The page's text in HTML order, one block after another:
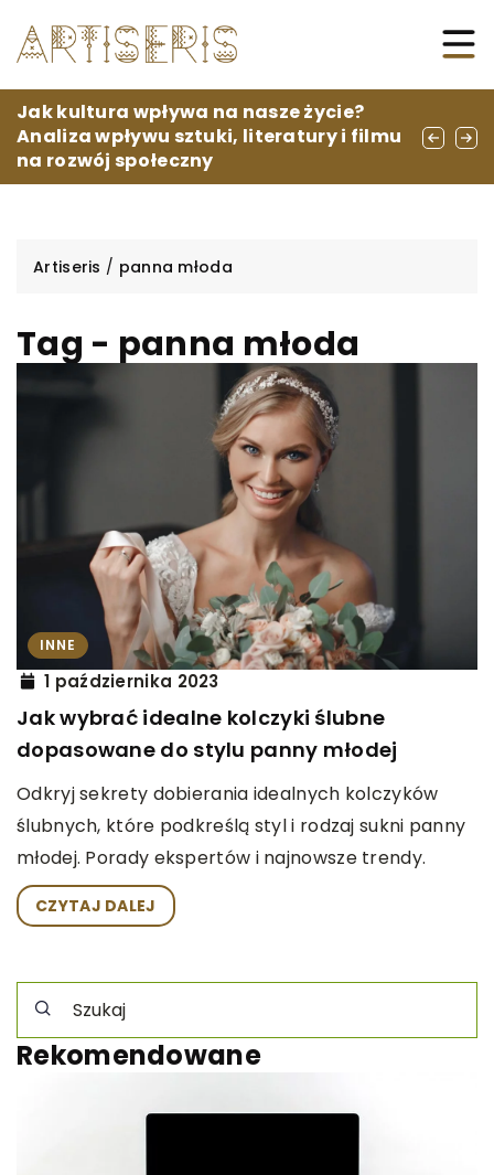
Jak bielizna do tuckingu wpływa na komfort
i pewność siebie
Jak kultura wpływa na nasze życie?
Analiza wpływu sztuki, literatury i filmu
na rozwój społeczny
Unikalne Wzory Młynek: Jak Wybrać Idealny
Model dla Siebie?
Artiseris / panna młoda
Tag - panna młoda
INNE
1 października 2023
Jak wybrać idealne kolczyki ślubne
dopasowane do stylu panny młodej
Odkryj sekrety dobierania idealnych kolczyków
ślubnych, które podkreślą styl i rodzaj sukni panny
młodej. Porady ekspertów i najnowsze trendy.
CZYTAJ DALEJ
Rekomendowane